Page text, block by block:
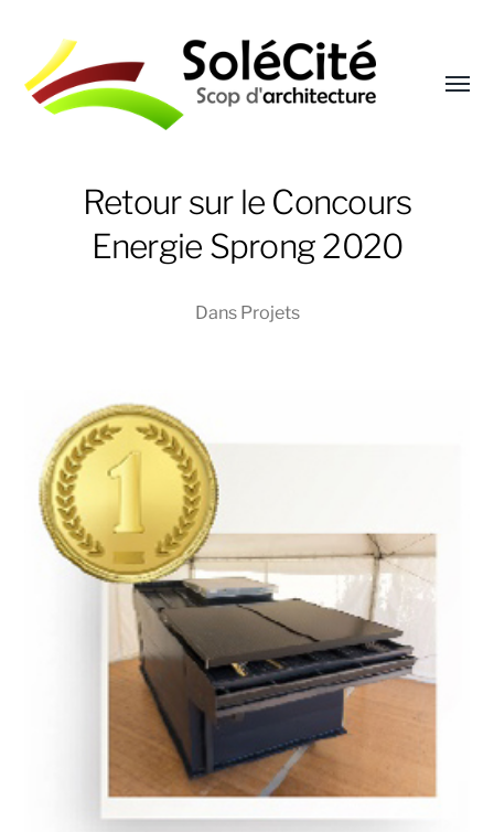
Retour sur le Concours
Energie Sprong 2020
Dans Projets